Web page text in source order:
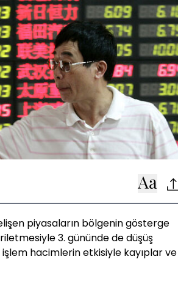
piyasaların bölgenin gösterge
3. gününde de düşüş
hacimlerin etkisiyle kayıplar ve